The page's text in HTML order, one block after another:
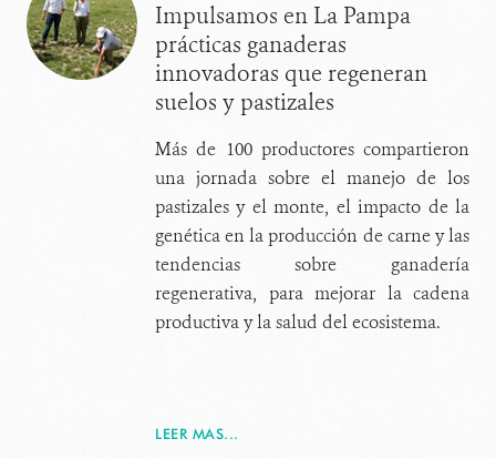
Impulsamos en La Pampa
prácticas ganaderas
innovadoras que regeneran
suelos y pastizales
Más de 100 productores compartieron
una jornada sobre el manejo de los
pastizales y el monte, el impacto de la
genética en la producción de carne y las
tendencias sobre ganadería
regenerativa, para mejorar la cadena
productiva y la salud del ecosistema.
LEER MAS...